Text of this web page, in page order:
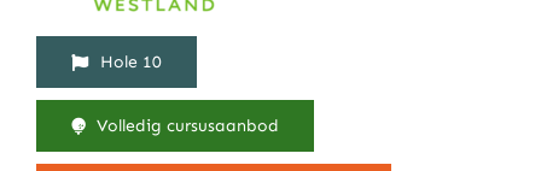
Hole 10
Volledig cursusaanbod